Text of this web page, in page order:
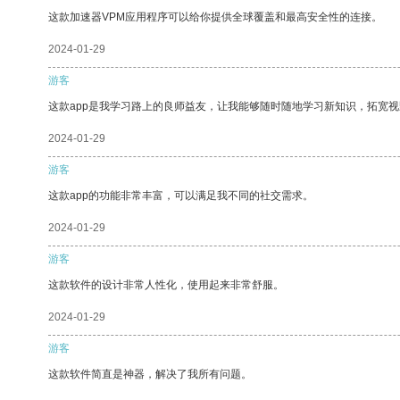
这款加速器VPM应用程序可以给你提供全球覆盖和最高安全性的连接。
2024-01-29
游客
这款app是我学习路上的良师益友，让我能够随时随地学习新知识，拓宽
2024-01-29
游客
这款app的功能非常丰富，可以满足我不同的社交需求。
2024-01-29
游客
这款软件的设计非常人性化，使用起来非常舒服。
2024-01-29
游客
这款软件简直是神器，解决了我所有问题。